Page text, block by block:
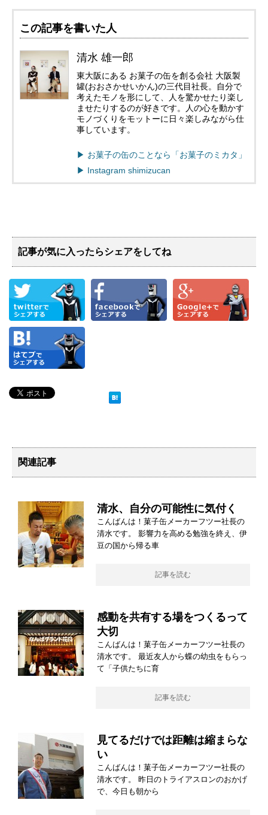
この記事を書いた人
清水 雄一郎
東大阪にある お菓子の缶を創る会社 大阪製
罐(おおさかせいかん)の三代目社長。自分で
考えたモノを形にして、人を驚かせたり楽し
ませたりするのが好きです。人の心を動かす
モノづくりをモットーに日々楽しみながら仕
事しています。
▶︎ お菓子の缶のことなら「お菓子のミカタ」
▶︎ Instagram shimizucan
記事が気に入ったらシェアをしてね
関連記事
清水、自分の可能性に気付く
こんばんは！菓子缶メーカーフツー社長の
清水です。 影響力を高める勉強を終え、伊
豆の国から帰る車
記事を読む
感動を共有する場をつくるって
大切
こんばんは！菓子缶メーカーフツー社長の
清水です。 最近友人から蝶の幼虫をもらっ
て「子供たちに育
記事を読む
見てるだけでは距離は縮まらな
い
こんばんは！菓子缶メーカーフツー社長の
清水です。 昨日のトライアスロンのおかげ
で、今日も朝から